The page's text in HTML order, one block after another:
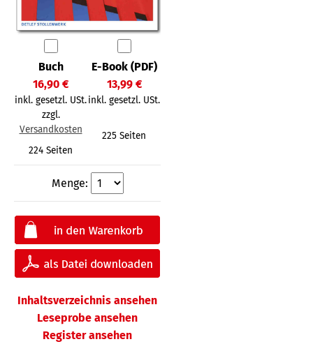
Buch
16,90 €
inkl. gesetzl. USt.
zzgl.
Versandkosten
224 Seiten
E-Book (PDF)
13,99 €
inkl. gesetzl. USt.
225 Seiten
Menge:
Inhaltsverzeichnis ansehen
Leseprobe ansehen
Register ansehen